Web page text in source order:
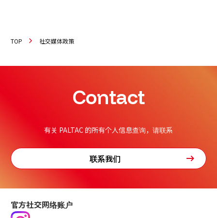
TOP 社交媒体政策
Contact
有关 PALTAC 的所有个人信息查询，请联系
联系我们
官方社交网络账户